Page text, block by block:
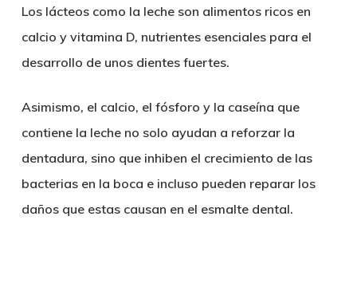
Los lácteoscomo la leche son alimentos ricos en
calcio y vitamina D, nutrientes esenciales para el
desarrollo de unos dientes fuertes.
Asimismo, el calcio, el fósforo y la caseína que
contiene la leche no solo ayudan a reforzar la
dentadura, sino que inhiben el crecimiento de las
bacterias en la boca e incluso pueden reparar los
daños que estas causan en el esmalte dental.